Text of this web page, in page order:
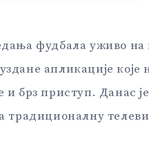
фудбала уживо
апликације које
брз приступ. Данас